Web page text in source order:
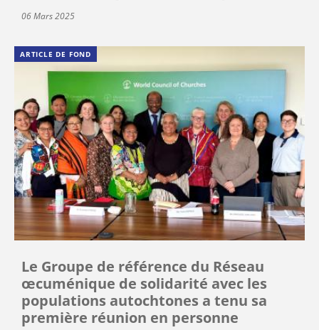
06 Mars 2025
ARTICLE DE FOND
Le Groupe de référence du Réseau
œcuménique de solidarité avec les
populations autochtones a tenu sa
première réunion en personne